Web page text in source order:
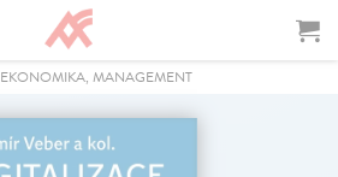
EKONOMIKA, MANAGEMENT